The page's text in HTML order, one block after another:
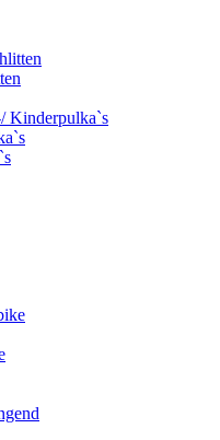
Kinderpulka`s